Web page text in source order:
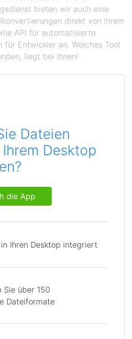
bieten wir auch eine
direkt von Ihrem
API für automatisierte
für Entwickler an. Welches Tool
liegt bei Ihnen!
Dateien
Desktop
die App
Ihren Desktop integriert
Sie über 150
Dateiformate